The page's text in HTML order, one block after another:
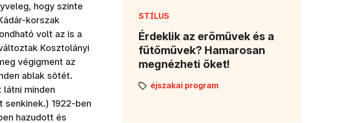
hogy szinte
korszak
volt az is a
Kosztolányi
végigment az
ablak sötét.
minden
1922-ben
hazudott és
STÍLUS
Érdeklik az erőművek és a
fűtőművek? Hamarosan
megnézheti őket!
éjszakai program